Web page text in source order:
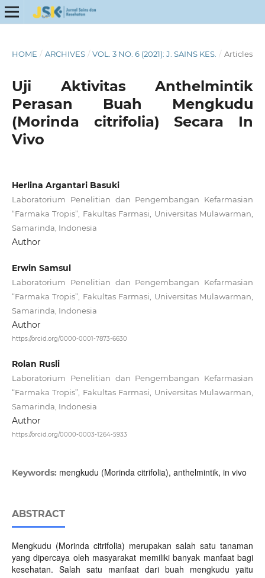
HOME / ARCHIVES / VOL. 3 NO. 6 (2021): J. SAINS KES. / Articles
Uji Aktivitas Anthelmintik
Perasan Buah Mengkudu
(Morinda citrifolia) Secara In
Vivo
Herlina Argantari Basuki
Laboratorium Penelitian dan Pengembangan Kefarmasian
“Farmaka Tropis”, Fakultas Farmasi, Universitas Mulawarman,
Samarinda, Indonesia
Author
Erwin Samsul
Laboratorium Penelitian dan Pengembangan Kefarmasian
“Farmaka Tropis”, Fakultas Farmasi, Universitas Mulawarman,
Samarinda, Indonesia
Author
https://orcid.org/0000-0001-7873-6630
Rolan Rusli
Laboratorium Penelitian dan Pengembangan Kefarmasian
“Farmaka Tropis”, Fakultas Farmasi, Universitas Mulawarman,
Samarinda, Indonesia
Author
https://orcid.org/0000-0003-1264-5933
Keywords: mengkudu (Morinda citrifolia), anthelmintik, in vivo
ABSTRACT
Mengkudu (Morinda citrifolia) merupakan salah satu tanaman
yang dipercaya oleh masyarakat memiliki banyak manfaat bagi
kesehatan. Salah satu manfaat dari buah mengkudu yaitu